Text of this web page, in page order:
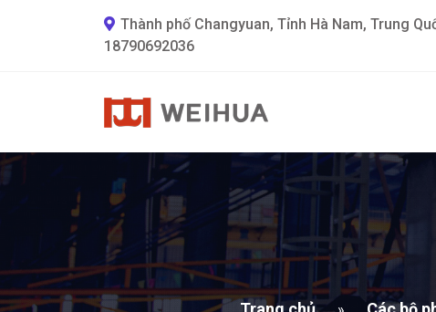
Thành phố Changyuan, Tỉnh Hà Nam, Trung
18790692036